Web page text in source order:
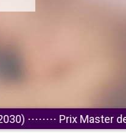
Master de l’Institut du